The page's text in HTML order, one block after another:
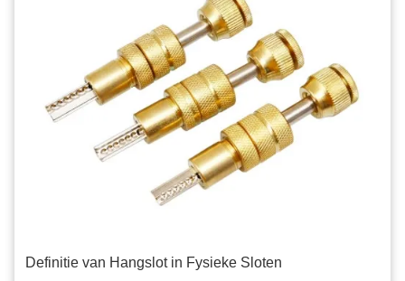
Definitie van Hangslot in Fysieke Sloten